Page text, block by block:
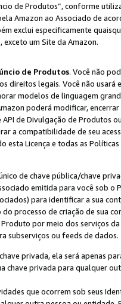
de Produtos”, conforme
Amazon ao Associado de
exclui especificamente
um Site da Amazon.
de Produtos. Você não
direitos legais. Você não
modelos de linguagem
poderá modificar,
de Divulgação de Produtos
a compatibilidade de seu
esta Licença e todas as
de chave pública/chave
emitida para você sob
para identificar a sua
processo de criação de sua
por meio dos serviços
subserviços ou feeds de dados.
privada, ela será apenas
chave privada para qualquer
que ocorrem sob seus